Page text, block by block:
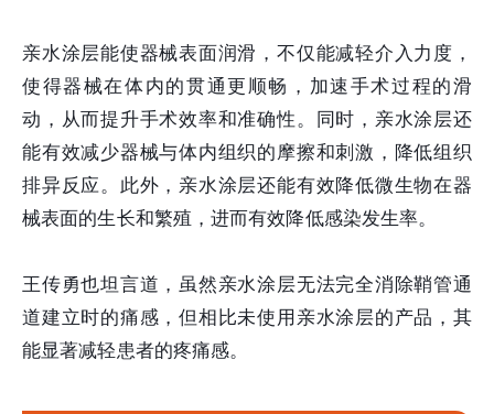
亲水涂层能使器械表面润滑，不仅能减轻介入力度，
使得器械在体内的贯通更顺畅，加速手术过程的滑
动，从而提升手术效率和准确性。同时，亲水涂层还
能有效减少器械与体内组织的摩擦和刺激，降低组织
排异反应。此外，亲水涂层还能有效降低微生物在器
械表面的生长和繁殖，进而有效降低感染发生率。
王传勇也坦言道，虽然亲水涂层无法完全消除鞘管通
道建立时的痛感，但相比未使用亲水涂层的产品，其
能显著减轻患者的疼痛感。